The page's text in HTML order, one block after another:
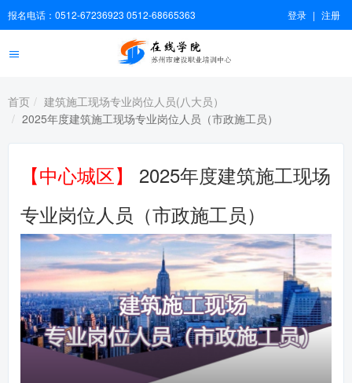
报名电话：0512-67236923 0512-68665363 登录 | 注册
首页
建筑施工现场专业岗位人员(八大员）
2025年度建筑施工现场专业岗位人员（市政施工员）
【中心城区】
2025年度建筑施工现场
专业岗位人员（市政施工员）